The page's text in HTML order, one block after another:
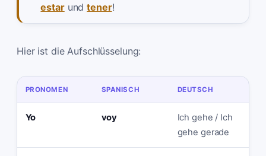
estarundtener!
Hier ist die Aufschlüsselung:
PRONOMEN SPANISCH DEUTSCH
Yo voy
Ich gehe / Ich
gehe gerade